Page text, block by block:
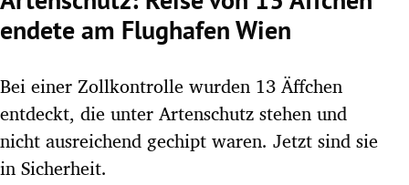
Untermenü
Untermenü
endete am Flughafen Wien
Bei einer Zollkontrolle wurden 13 Äffchen
entdeckt, die unter Artenschutz stehen und
nicht ausreichend gechipt waren. Jetzt sind sie
in Sicherheit.